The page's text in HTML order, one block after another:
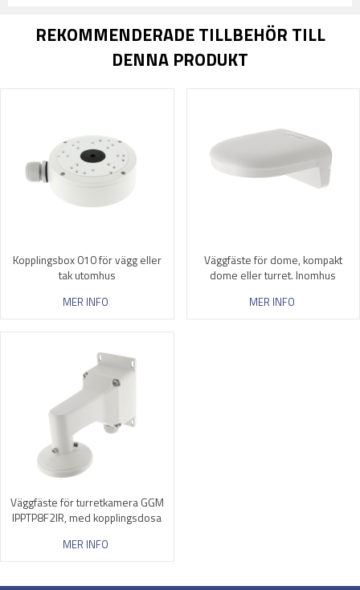
REKOMMENDERADE TILLBEHÖR TILL
DENNA PRODUKT
Kopplingsbox 010 för vägg eller
tak utomhus
MER INFO
Väggfäste för dome, kompakt
dome eller turret. Inomhus
MER INFO
Väggfäste för turretkamera GGM
IPPTP8F2IR, med kopplingsdosa
MER INFO